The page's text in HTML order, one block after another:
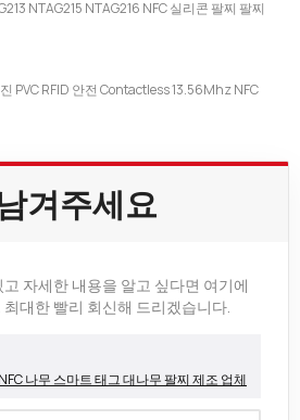
NTAG215 NTAG216 NFC 실리콘 팔찌 팔찌
PVC RFID 안전 Contactless 13.56Mhz NFC
겨주세요
자세한 내용을 알고 싶다면 여기에
대한 빨리 회신해 드리겠습니다.
나무 스마트 태그 대나무 팔찌 제조 업체